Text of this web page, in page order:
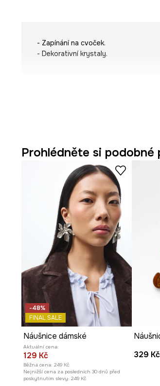
- Zapínání na cvoček.
- Dekorativní krystaly.
Prohlédněte si podobné
-48%
FINAL SALE
Náušnice dámské
Aktuální cena:
129 Kč
Běžná cena: 249 Kč
Nejnižší cena za posledních 30 dnů před
poskytnutím slevy: 249 Kč
329 Kč